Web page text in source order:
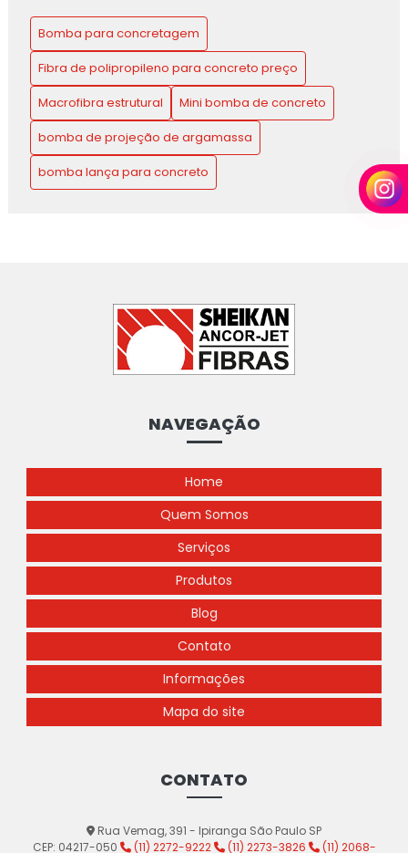
Bomba para concretagem
Fibra de polipropileno para concreto preço
Macrofibra estrutural
Mini bomba de concreto
bomba de projeção de argamassa
bomba lança para concreto
NAVEGAÇÃO
Home
Quem Somos
Serviços
Produtos
Blog
Contato
Informações
Mapa do site
CONTATO
Rua Vemag, 391 - Ipiranga São Paulo SP
CEP: 04217-050
(11) 2272-9222 (11) 2273-3826 (11) 2068-